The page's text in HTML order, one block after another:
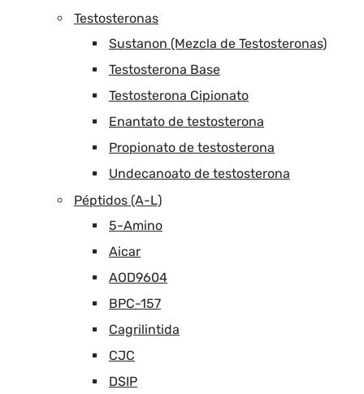
Testosteronas
Sustanon (Mezcla de Testosteronas)
Testosterona Base
Testosterona Cipionato
Enantato de testosterona
Propionato de testosterona
Undecanoato de testosterona
Péptidos (A-L)
5-Amino
Aicar
AOD9604
BPC-157
Cagrilintida
CJC
DSIP